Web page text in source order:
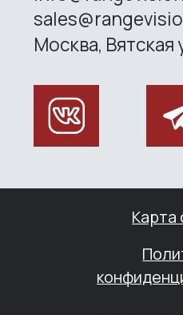
Privacy policy
sales@rangevision.com
info@rangevision.com
CONTACT US